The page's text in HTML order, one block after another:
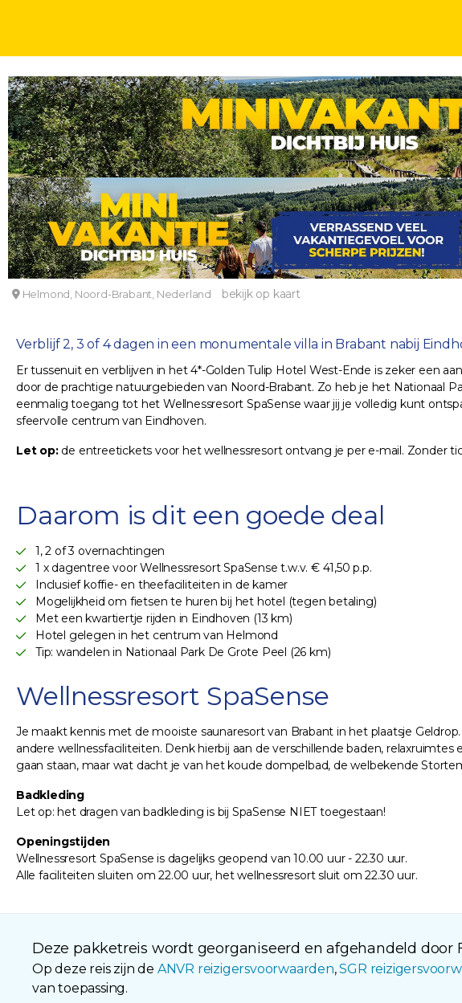
UNIEK OVERNACHTEN DAGEN
Verblijf in een monumentaal 4*-Boutiquehotel in Brabant incl.
Golden Tulip Hotel West-Ende
Helmond, Noord-Brabant, Nederland bekijk op kaart
Verblijf 2, 3 of 4 dagen in een monumentale villa in Brabant nabij
Er tussenuit en verblijven in het 4*-Golden Tulip Hotel West-Ende is zeker een
door de prachtige natuurgebieden van Noord-Brabant. Zo heb je het Nationaal
eenmalig toegang tot het Wellnessresort SpaSense waar jij je volledig kunt
sfeervolle centrum van Eindhoven.
Let op:de entreetickets voor het wellnessresort ontvang je per e-mail. Zonder
Daarom is dit een goede deal
1, 2 of 3 overnachtingen
1 x dagentree voor Wellnessresort SpaSense t.w.v. € 41,50 p.p.
Inclusief koffie- en theefaciliteiten in de kamer
Mogelijkheid om fietsen te huren bij het hotel (tegen betaling)
Met een kwartiertje rijden in Eindhoven (13 km)
Hotel gelegen in het centrum van Helmond
Tip: wandelen in Nationaal Park De Grote Peel (26 km)
Wellnessresort SpaSense
Je maakt kennis met de mooiste saunaresort van Brabant in het plaatsje
andere wellnessfaciliteiten. Denk hierbij aan de verschillende baden,
gaan staan, maar wat dacht je van het koude dompelbad, de welbekende
Badkleding
Let op: het dragen van badkleding is bij SpaSense NIET toegestaan!
Openingstijden
Wellnessresort SpaSense is dagelijks geopend van 10.00 uur - 22.30 uur.
Alle faciliteiten sluiten om 22.00 uur, het wellnessresort sluit om 22.30 uur.
Deze pakketreis wordt georganiseerd en afgehandeld door
Op deze reis zijn de ANVR reizigersvoorwaarden,SGR
van toepassing.